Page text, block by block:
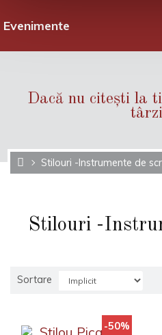
Evenimente
Dacă nu citești la
Stilouri -Instrumente de
Stilouri -
Sortare
-50%